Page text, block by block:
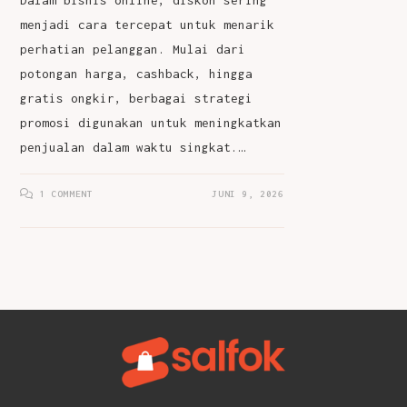
menjadi cara tercepat untuk menarik
perhatian pelanggan. Mulai dari
potongan harga, cashback, hingga
gratis ongkir, berbagai strategi
promosi digunakan untuk meningkatkan
penjualan dalam waktu singkat.…
1 COMMENT JUNI 9, 2026